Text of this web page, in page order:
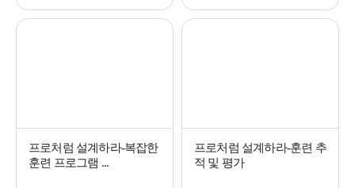
프로처럼 설계하라-복잡한
훈련 프로그램 ...
프로처럼 설계하라-훈련 추
적 및 평가